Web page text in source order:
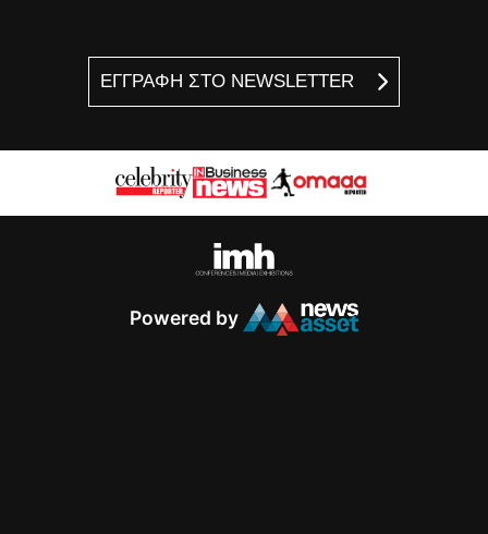
ΕΓΓΡΑΦΗ ΣΤΟ NEWSLETTER
Powered by